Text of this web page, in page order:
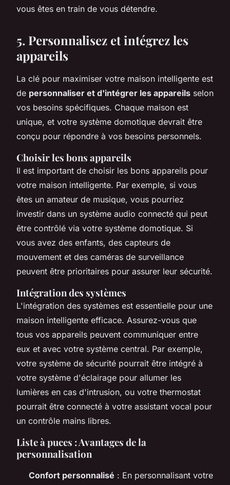
vous êtes en train de vous détendre.
5. Personnalisez et intégrez les
appareils
La clé pour maximiser votre maison intelligente est
de personnaliser et d'intégrer les appareils selon
vos besoins spécifiques. Chaque maison est
unique, et votre système domotique devrait être
conçu pour répondre à vos besoins personnels.
Choisir les bons appareils
Il est important de choisir les bons appareils pour
votre maison intelligente. Par exemple, si vous
êtes un amateur de musique, vous pourriez
investir dans un système audio connecté qui peut
être contrôlé via votre système domotique. Si
vous avez des enfants, des capteurs de
mouvement et des caméras de surveillance
peuvent être prioritaires pour assurer leur sécurité.
Intégration des systèmes
L'intégration des systèmes est essentielle pour une
maison intelligente efficace. Assurez-vous que
tous vos appareils peuvent communiquer entre
eux et avec votre système central. Par exemple,
votre système de sécurité pourrait être intégré à
votre système d'éclairage pour allumer les
lumières en cas d'intrusion, ou votre thermostat
pourrait être connecté à votre assistant vocal pour
un contrôle mains libres.
Liste à puces : Avantages de la
personnalisation
Confort personnalisé : En personnalisant votre